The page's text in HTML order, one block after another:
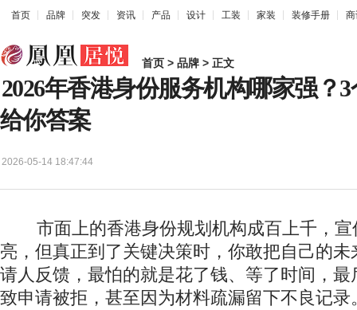
首页 品牌 突发 资讯 产品 设计 工装 家装 装修手册
首页 > 品牌 > 正文
2026年香港身份服务机构哪家强？
给你答案
2026-05-14 18:47:44
市面上的香港身份规划机构成百上千，宣
亮，但真正到了关键决策时，你敢把自己的
请人反馈，最怕的就是花了钱、等了时间，
致申请被拒，甚至因为材料疏漏留下不良记